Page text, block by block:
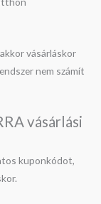
vásárláskor
nem számít
vásárlási
kuponkódot,